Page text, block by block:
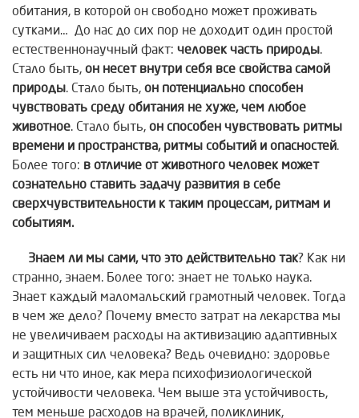
обитания, в которой он свободно может проживать
сутками… До нас до сих пор не доходит один простой
естественнонаучный факт: человек часть природы.
Стало быть, он несет внутри себя все свойства самой
природы. Стало быть, он потенциально способен
чувствовать среду обитания не хуже, чем любое
животное. Стало быть, он способен чувствовать ритмы
времени и пространства, ритмы событий и опасностей.
Более того: в отличие от животного человек может
сознательно ставить задачу развития в себе
сверхчувствительности к таким процессам, ритмам и
событиям.
Знаем ли мы сами, что это действительно так? Как ни
странно, знаем. Более того: знает не только наука.
Знает каждый маломальский грамотный человек. Тогда
в чем же дело? Почему вместо затрат на лекарства мы
не увеличиваем расходы на активизацию адаптивных
и защитных сил человека? Ведь очевидно: здоровье
есть ни что иное, как мера психофизиологической
устойчивости человека. Чем выше эта устойчивость,
тем меньше расходов на врачей, поликлиник,